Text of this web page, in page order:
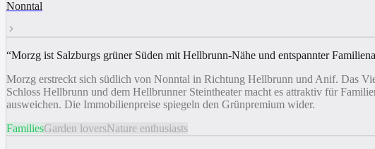
Nonntal
“Morzg ist Salzburgs grüner Süden mit Hellbrunn-Nähe und entspannter
Morzg erstreckt sich südlich von Nonntal in Richtung Hellbrunn und Anif. Das
Schloss Hellbrunn und dem Hellbrunner Steintheater macht es attraktiv für
ausweichen. Die Immobilienpreise spiegeln den Grünpremium wider.
FamiliesGarden loversNature enthusiasts